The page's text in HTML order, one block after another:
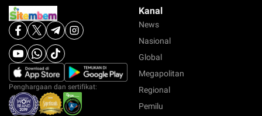
Penghargaan dan sertifikat:
Kanal
News
Nasional
Global
Megapolitan
Regional
Pemilu